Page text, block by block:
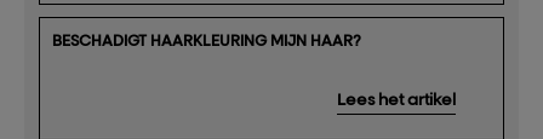
BESCHADIGT HAARKLEURING MIJN HAAR?
Lees het artikel